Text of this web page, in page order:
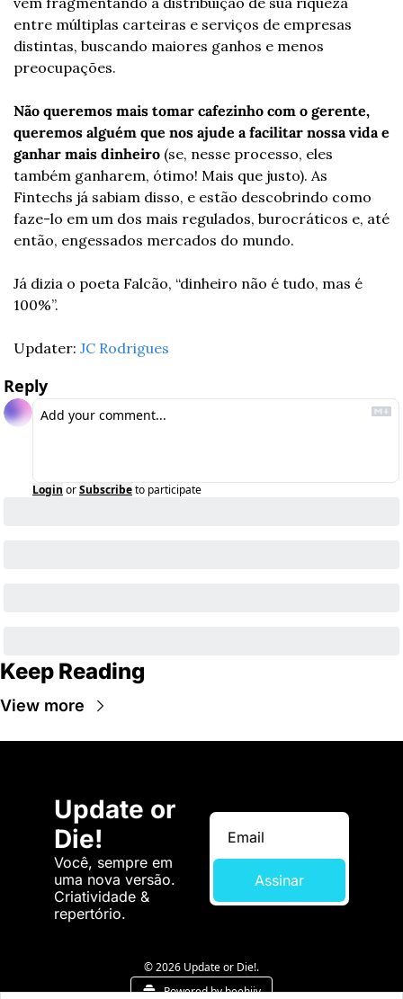
entre múltiplas carteiras e serviços de empresas
distintas, buscando maiores ganhos e menos
preocupações.
Não queremos mais tomar cafezinho com o gerente,
queremos alguém que nos ajude a facilitar nossa vida e
ganhar mais dinheiro (se, nesse processo, eles
também ganharem, ótimo! Mais que justo). As
Fintechs já sabiam disso, e estão descobrindo como
faze-lo em um dos mais regulados, burocráticos e, até
então, engessados mercados do mundo.
Já dizia o poeta Falcão, “dinheiro não é tudo, mas é
100%”.
Updater: JC Rodrigues
Reply
Login orSubscribeto participate
Keep Reading
View more
Update or
Die!
Você, sempre em
uma nova versão.
Criatividade &
repertório.
Assinar
© 2026 Update or Die!.
Powered by beehiiv